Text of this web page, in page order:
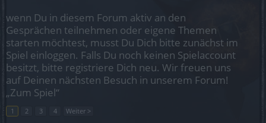
wenn Du in diesem Forum aktiv an den
Gesprächen teilnehmen oder eigene Themen
starten möchtest, musst Du Dich bitte zunächst im
Spiel einloggen. Falls Du noch keinen Spielaccount
besitzt, bitte registriere Dich neu. Wir freuen uns
auf Deinen nächsten Besuch in unserem Forum!
„Zum Spiel“
1 2 3 4 Weiter >